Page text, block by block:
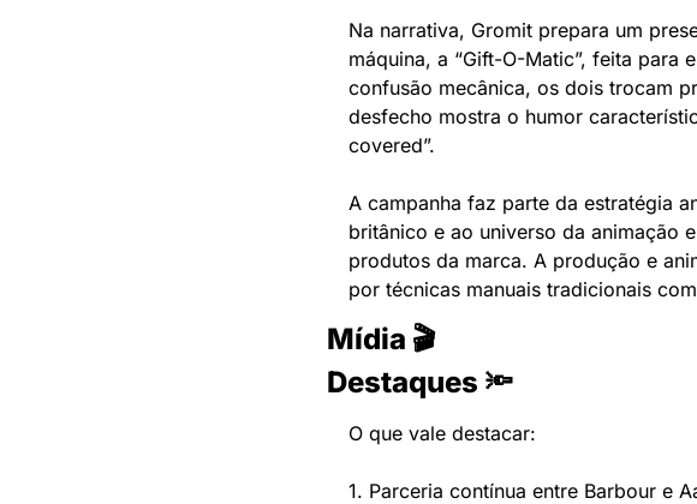
Na narrativa, Gromit prepara um
máquina, a “Gift-O-Matic”, feita para
confusão mecânica, os dois trocam
desfecho mostra o humor
covered”.
A campanha faz parte da estratégia
britânico e ao universo da animação
produtos da marca. A produção e
por técnicas manuais tradicionais
Mídia 🎬
Destaques 🔦
O que vale destacar:
1. Parceria contínua entre Barbour e